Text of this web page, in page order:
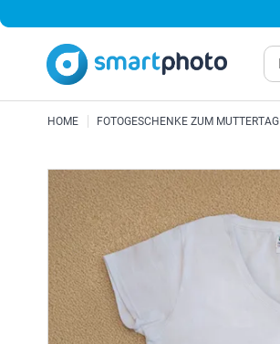
HOME FOTOGESCHENKE ZUM MUTTERTAG